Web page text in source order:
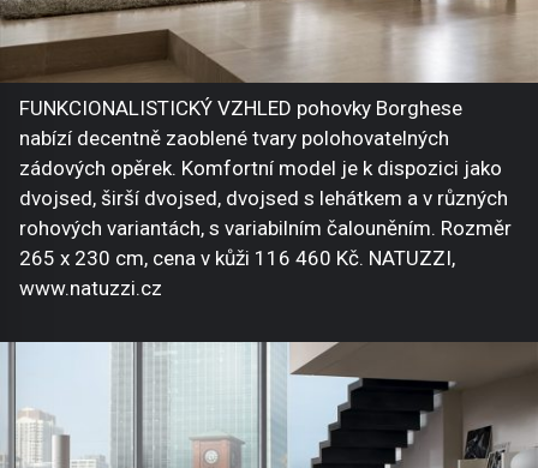
FUNKCIONALISTICKÝ VZHLED pohovky Borghese
nabízí decentně zaoblené tvary polohovatelných
zádových opěrek. Komfortní model je k dispozici jako
dvojsed, širší dvojsed, dvojsed s lehátkem a v různých
rohových variantách, s variabilním čalouněním. Rozměr
265 x 230 cm, cena v kůži 116 460 Kč. NATUZZI,
www.natuzzi.cz